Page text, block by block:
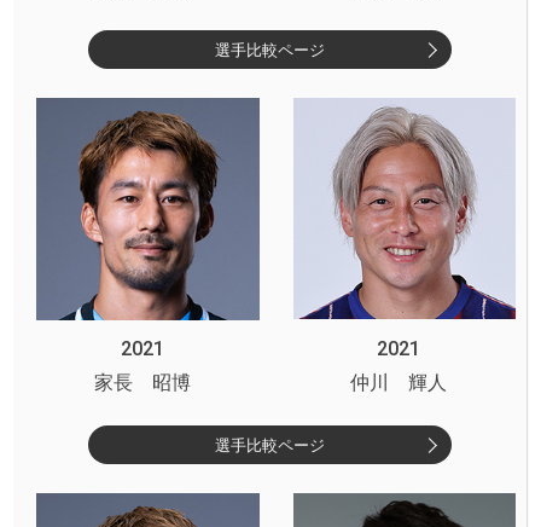
選手比較ページ
2021
2021
家長 昭博
仲川 輝人
選手比較ページ